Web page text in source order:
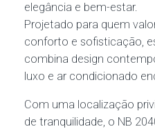
elegância e bem-estar.
Projetado para quem
conforto e sofisticação,
combina design
luxo e ar condicionado
Com uma localização
de tranquilidade, o NB